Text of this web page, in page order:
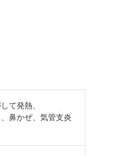
て発熱、
鼻かぜ、気管支炎